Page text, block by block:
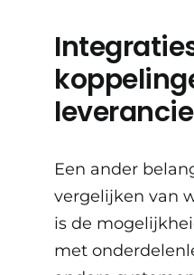
Een ander
vergelijken van
is de
met